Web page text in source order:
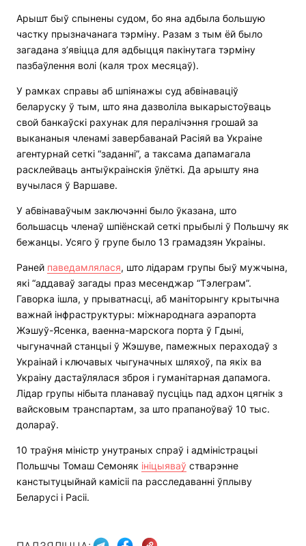
Арышт быў спынены судом, бо яна адбыла большую
частку прызначанага тэрміну. Разам з тым ёй было
загадана з’явіцца для адбыцця пакінутага тэрміну
пазбаўлення волі (каля трох месяцаў).
У рамках справы аб шпіянажы суд абвінаваціў
беларуску ў тым, што яна дазволіла выкарыстоўваць
свой банкаўскі рахунак для пералічэння грошай за
выкананыя членамі завербаванай Расіяй ва Украіне
агентурнай сеткі “заданні”, а таксама дапамагала
расклейваць антыўкраінскія ўлёткі. Да арышту яна
вучылася ў Варшаве.
У абвінаваўчым заключэнні было ўказана, што
большасць членаў шпіёнскай сеткі прыбылі ў Польшчу як
бежанцы. Усяго ў групе было 13 грамадзян Украіны.
Раней паведамлялася, што лідарам групы быў мужчына,
які “аддаваў загады праз месенджар “Тэлеграм”.
Гаворка ішла, у прыватнасці, аб маніторынгу крытычна
важнай інфраструктуры: міжнароднага аэрапорта
Жэшуў-Ясенка, ваенна-марскога порта ў Гдыні,
чыгуначнай станцыі ў Жэшуве, памежных пераходаў з
Украінай і ключавых чыгуначных шляхоў, па якіх ва
Украіну дастаўлялася зброя і гуманітарная дапамога.
Лідар групы нібыта планаваў пусціць пад адхон цягнік з
вайсковым транспартам, за што прапаноўваў 10 тыс.
долараў.
10 траўня міністр унутраных спраў і адміністрацыі
Польшчы Томаш Семоняк ініцыяваў стварэнне
канстытуцыйнай камісіі па расследаванні ўплыву
Беларусі і Расіі.